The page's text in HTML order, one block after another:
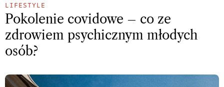
LIFESTYLE
Pokolenie covidowe – co ze
zdrowiem psychicznym młodych
osób?